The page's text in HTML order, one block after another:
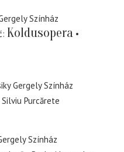
Színház
Koldusopera
Gergely Színház
Silviu Purcărete
Színház